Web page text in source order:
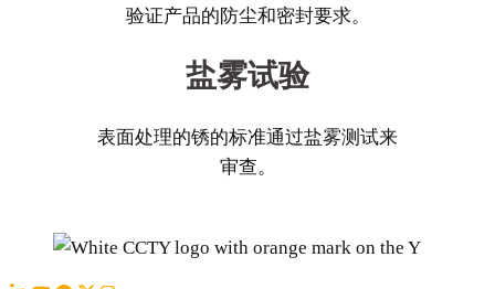
验证产品的防尘和密封要求。
盐雾试验
表面处理的锈的标准通过盐雾测试来
审查。